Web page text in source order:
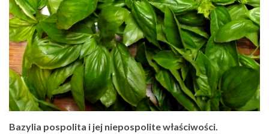
Bazylia pospolita i jej niepospolite właściwości.